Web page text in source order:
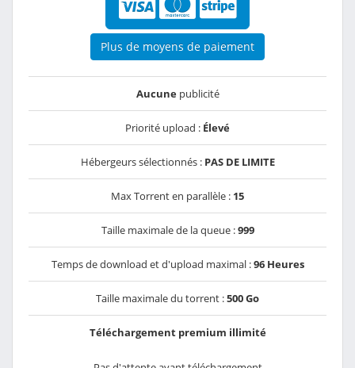
Plus de moyens de paiement
Aucunepublicité
Priorité upload : Élevé
Hébergeurs sélectionnés : PAS DE LIMITE
Max Torrent en parallèle : 15
Taille maximale de la queue :999
Temps de download et d'upload maximal :96 Heures
Taille maximale du torrent :500 Go
Téléchargement premium illimité